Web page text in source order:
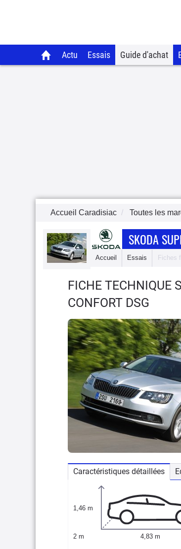
Actu Essais Guide d'achat
Accueil Caradisiac Toutes les
SKODA
Accueil Essais Fiches
FICHE TECHNIQUE
CONFORT DSG
Caractéristiques détaillées
1,46 m
2 m 4,83 m